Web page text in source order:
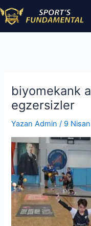
İçeriğe
atla
biyomekank
egzersizler
Yazan Admin/ 9